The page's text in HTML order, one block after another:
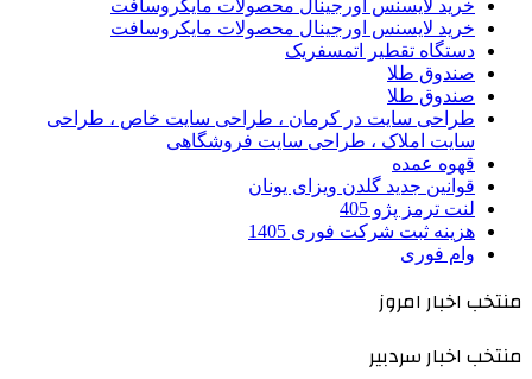
خرید لایسنس اورجینال محصولات مایکروسافت
خرید لایسنس اورجینال محصولات مایکروسافت
دستگاه تقطیر اتمسفریک
صندوق طلا
صندوق طلا
طراحی سایت در کرمان ، طراحی سایت خاص ، طراحی
سایت املاک ، طراحی سایت فروشگاهی
قهوه عمده
قوانین جدید گلدن ویزای یونان
لنت ترمز پژو 405
هزینه ثبت شرکت فوری 1405
وام فوری
منتخب اخبار امروز
منتخب اخبار سردبیر